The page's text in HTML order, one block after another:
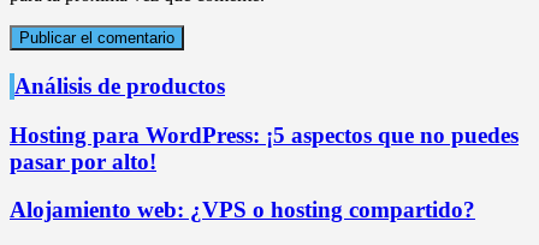
Análisis de productos
Hosting para WordPress: ¡5 aspectos que no puedes
pasar por alto!
Alojamiento web: ¿VPS o hosting compartido?